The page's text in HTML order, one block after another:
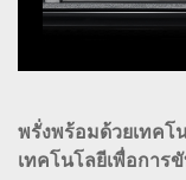
พรั่งพร้อมด้วยเทค
เทคโนโลยีเพื่อการ